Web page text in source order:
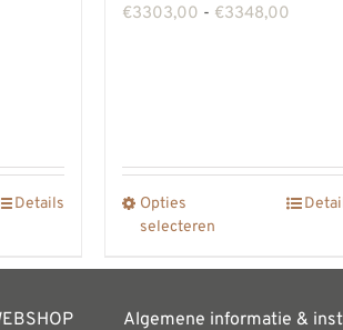
Details
€3303,00 - €3348,00
Opties
selecteren
heeft
meerdere
Algemene informatie &